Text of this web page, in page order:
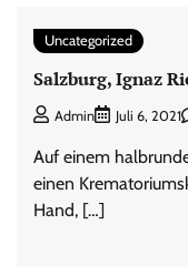
Uncategorized
Salzburg, Ignaz
Admin Juli 6, 2021
Auf einem
einen
Hand, […]